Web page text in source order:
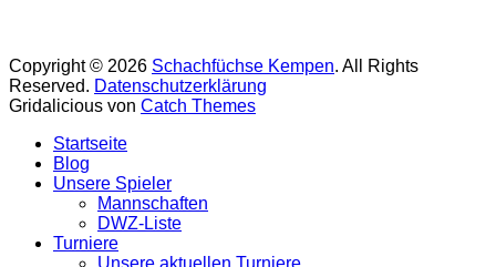
Copyright © 2026 Schachfüchse Kempen. All Rights
Reserved. Datenschutzerklärung
Gridalicious von Catch Themes
oben
scrollen
Startseite
Blog
Unsere Spieler
Mannschaften
DWZ-Liste
Turniere